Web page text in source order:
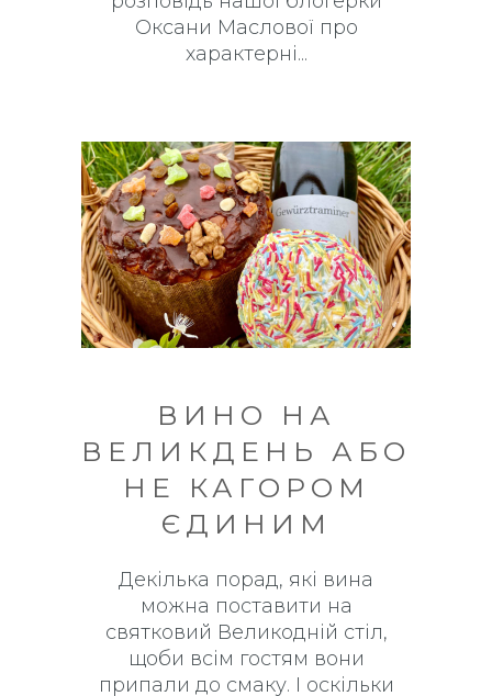
Оксани Маслової про
характерні
ВИНО НА
ВЕЛИКДЕНЬ АБО
НЕ КАГОРОМ
ЄДИНИМ
Декілька порад, які вина
можна поставити на
святковий Великодній стіл,
щоби всім гостям вони
припали до смаку. І оскільки